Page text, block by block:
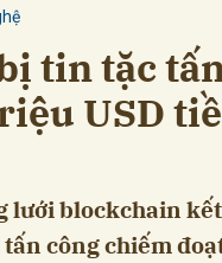
tin tặc
USD
lưới blockchain
công chiếm